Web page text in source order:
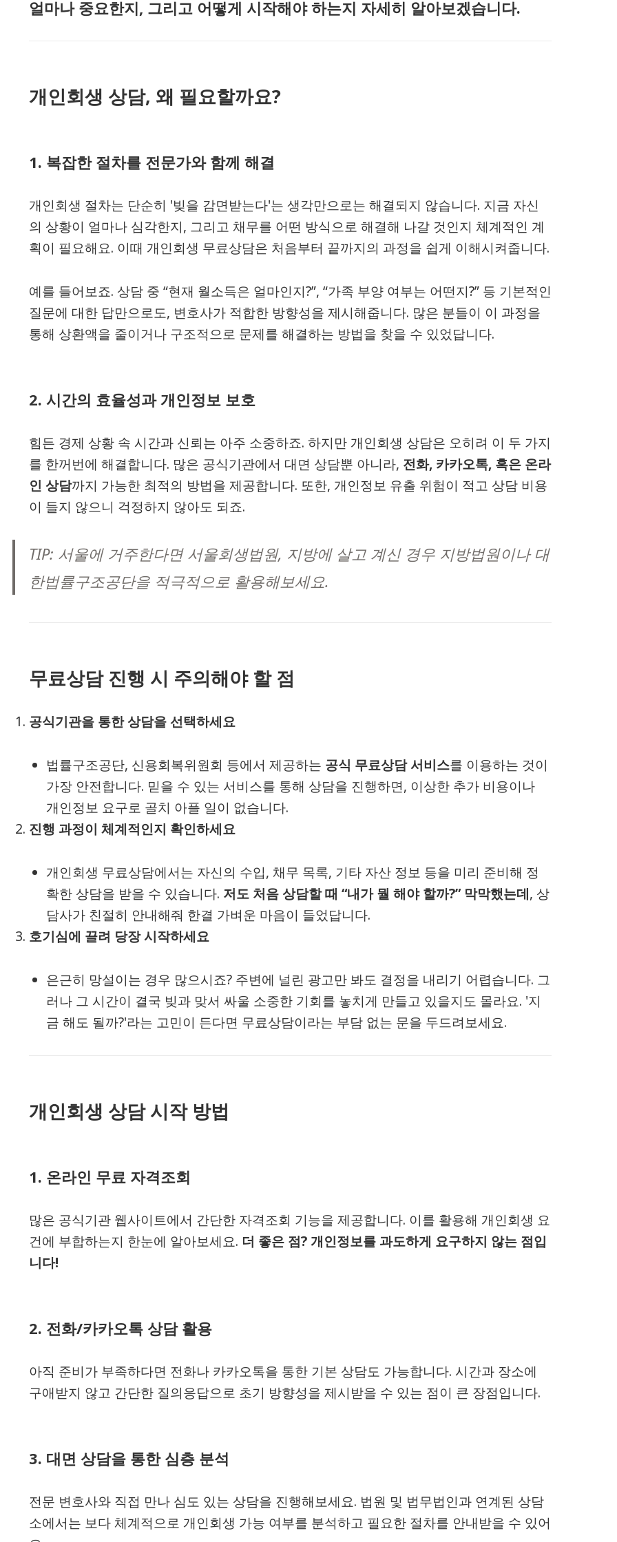
얼마나 중요한지, 그리고 어떻게 시작해야 하는지 자세히 알아보겠습니다.
개인회생 상담, 왜 필요할까요?
1. 복잡한 절차를 전문가와 함께 해결
개인회생 절차는 단순히 '빚을 감면받는다'는 생각만으로는 해결되지 않습니다. 지금 자신
의 상황이 얼마나 심각한지, 그리고 채무를 어떤 방식으로 해결해 나갈 것인지 체계적인 계
획이 필요해요. 이때 개인회생 무료상담은 처음부터 끝까지의 과정을 쉽게 이해시켜줍니다.
예를 들어보죠. 상담 중 “현재 월소득은 얼마인지?”, “가족 부양 여부는 어떤지?” 등 기본적인
질문에 대한 답만으로도, 변호사가 적합한 방향성을 제시해줍니다. 많은 분들이 이 과정을
통해 상환액을 줄이거나 구조적으로 문제를 해결하는 방법을 찾을 수 있었답니다.
2.시간의 효율성과 개인정보 보호
힘든 경제 상황 속 시간과 신뢰는 아주 소중하죠. 하지만 개인회생 상담은 오히려 이 두 가지
를 한꺼번에 해결합니다. 많은 공식기관에서 대면 상담뿐 아니라, 전화, 카카오톡, 혹은 온라
인 상담까지 가능한 최적의 방법을 제공합니다. 또한, 개인정보 유출 위험이 적고 상담 비용
이 들지 않으니 걱정하지 않아도 되죠.
TIP: 서울에 거주한다면 서울회생법원, 지방에 살고 계신 경우 지방법원이나 대
한법률구조공단을 적극적으로 활용해보세요.
무료상담 진행 시 주의해야 할 점
공식기관을 통한 상담을 선택하세요
법률구조공단, 신용회복위원회 등에서 제공하는 공식 무료상담 서비스를 이용하는 것이
가장 안전합니다. 믿을 수 있는 서비스를 통해 상담을 진행하면, 이상한 추가 비용이나
개인정보 요구로 골치 아플 일이 없습니다.
진행 과정이 체계적인지 확인하세요
개인회생 무료상담에서는 자신의 수입, 채무 목록, 기타 자산 정보 등을 미리 준비해 정
확한 상담을 받을 수 있습니다. 저도 처음 상담할 때 “내가 뭘 해야 할까?” 막막했는데, 상
담사가 친절히 안내해줘 한결 가벼운 마음이 들었답니다.
호기심에 끌려 당장 시작하세요
은근히 망설이는 경우 많으시죠? 주변에 널린 광고만 봐도 결정을 내리기 어렵습니다. 그
러나 그 시간이 결국 빚과 맞서 싸울 소중한 기회를 놓치게 만들고 있을지도 몰라요. '지
금 해도 될까?'라는 고민이 든다면 무료상담이라는 부담 없는 문을 두드려보세요.
개인회생 상담 시작 방법
1. 온라인 무료 자격조회
많은 공식기관 웹사이트에서 간단한 자격조회 기능을 제공합니다. 이를 활용해 개인회생 요
건에 부합하는지 한눈에 알아보세요. 더 좋은 점? 개인정보를 과도하게 요구하지 않는 점입
니다!
2. 전화/카카오톡 상담 활용
아직 준비가 부족하다면 전화나 카카오톡을 통한 기본 상담도 가능합니다. 시간과 장소에
구애받지 않고 간단한 질의응답으로 초기 방향성을 제시받을 수 있는 점이 큰 장점입니다.
3. 대면 상담을 통한 심층 분석
전문 변호사와 직접 만나 심도 있는 상담을 진행해보세요. 법원 및 법무법인과 연계된 상담
소에서는 보다 체계적으로 개인회생 가능 여부를 분석하고 필요한 절차를 안내받을 수 있어